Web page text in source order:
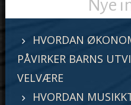
Nye
HVORDAN
PÅVIRKER BARNS
VELVÆRE
HVORDAN